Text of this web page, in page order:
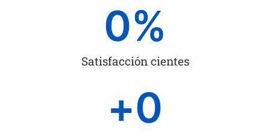
Satisfacción cientes
0%
+0